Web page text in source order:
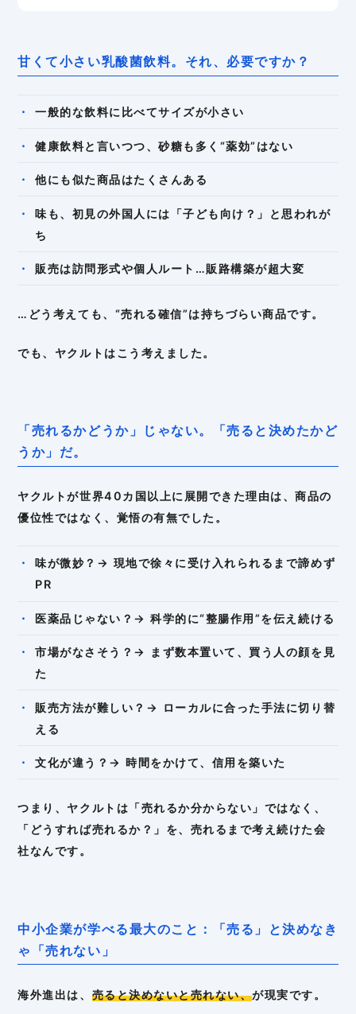
甘くて小さい乳酸菌飲料。それ、必要ですか？
一般的な飲料に比べてサイズが小さい
健康飲料と言いつつ、砂糖も多く“薬効”はない
他にも似た商品はたくさんある
味も、初見の外国人には「子ども向け？」と思われが
ち
販売は訪問形式や個人ルート…販路構築が超大変
…どう考えても、“売れる確信”は持ちづらい商品です。
でも、ヤクルトはこう考えました。
「売れるかどうか」じゃない。「売ると決めたかど
うか」だ。
ヤクルトが世界40カ国以上に展開できた理由は、商品の
優位性ではなく、覚悟の有無でした。
味が微妙？→ 現地で徐々に受け入れられるまで諦めず
PR
医薬品じゃない？→ 科学的に“整腸作用”を伝え続ける
市場がなさそう？→ まず数本置いて、買う人の顔を見
た
販売方法が難しい？→ ローカルに合った手法に切り替
える
文化が違う？→ 時間をかけて、信用を築いた
つまり、ヤクルトは「売れるか分からない」ではなく、
「どうすれば売れるか？」を、売れるまで考え続けた会
社なんです。
中小企業が学べる最大のこと：「売る」と決めなき
ゃ「売れない」
海外進出は、 売ると決めないと売れない、が現実です。